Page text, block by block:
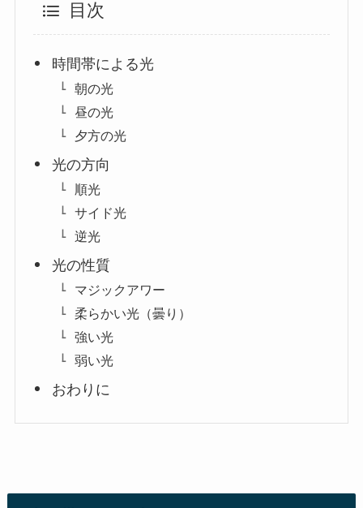
目次
時間帯による光
朝の光
昼の光
夕方の光
光の方向
順光
サイド光
逆光
光の性質
マジックアワー
柔らかい光（曇り）
強い光
弱い光
おわりに